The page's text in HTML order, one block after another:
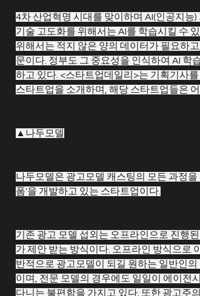
4차 산업혁명 시대를 맞이하며 AI(인공지능
기술 고도화를 위해서는 AI를 학습시킬 수
위해서는 적지 않은 양의 데이터가 필요하
문이다. 정부도 그 중요성을 인식하여 AI 학
하고 있다. <스타트업데일리>는 기획기사
스타트업을 소개하며, 해당 스타트업들은
▲나두모델
나두모델은 광고모델 캐스팅의 모든 과정
폼'을 개발하고 있는 스타트업이다.
기존 광고 모델 섭외는 오프라인으로 진행
가 제안 받는 방식이다. 오프라인 방식으로
반적으로 광고모델이 되길 원하는 일반인
이며, 전문 모델의 경우에도 일일이 에이전
다니는 불편함을 가지고 있다. 또한 광고주